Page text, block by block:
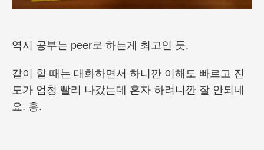
역시 공부는 peer로 하는게 최고인 듯.
같이 할 때는 대화하면서 하니깐 이해도 빠르고 진
도가 엄청 빨리 나갔는데 혼자 하려니깐 잘 안되네
요. 흥.